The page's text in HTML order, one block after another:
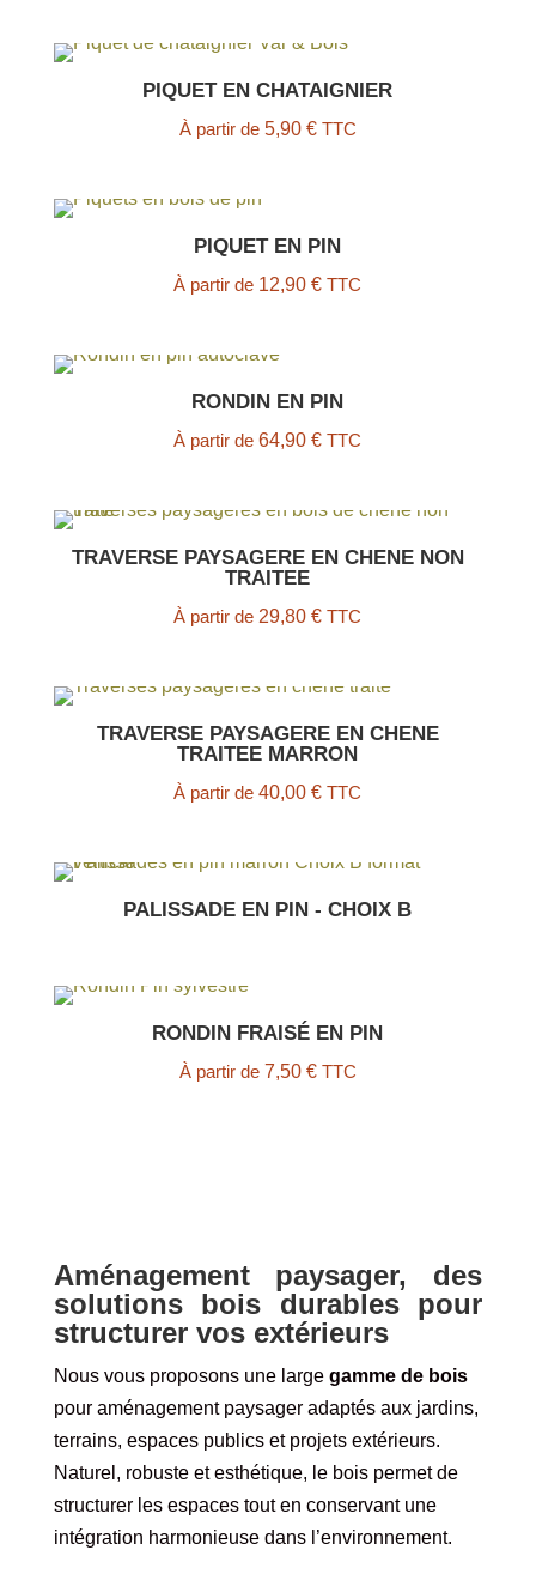
PIQUET EN CHATAIGNIER
À partir de 5,90 € TTC
PIQUET EN PIN
À partir de 12,90€ TTC
RONDIN EN PIN
À partir de64,90€ TTC
TRAVERSE PAYSAGERE EN CHENE NON
TRAITEE
À partir de 29,80€ TTC
TRAVERSE PAYSAGERE EN CHENE
TRAITEE MARRON
À partir de40,00€ TTC
PALISSADE EN PIN - CHOIX B
RONDIN FRAISÉ EN PIN
À partir de 7,50 € TTC
Aménagement paysager, des
solutions bois durables pour
structurer vos extérieurs
Nous vous proposons une large gamme de bois
pour aménagement paysager adaptés aux jardins,
terrains, espaces publics et projets extérieurs.
Naturel, robuste et esthétique, le bois permet de
structurer les espaces tout en conservant une
intégration harmonieuse dans l’environnement.